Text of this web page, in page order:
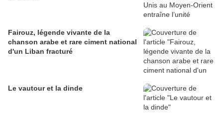
Fairouz, légende vivante de la
chanson arabe et rare ciment national
d'un Liban fracturé
Le vautour et la dinde